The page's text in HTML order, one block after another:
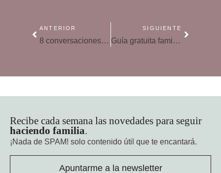
ANTERIOR
8 conversaciones incómodas que los padres debemos tener en algún momento con los hijos
SIGUIENTE
Guía gratuita familiar para detectar y prevenir el consumo de pornografía
Recibe cada semana las novedades para seguir
haciendo familia.
¡Nada de SPAM! solo contenido útil que te encantará.
Apuntarme a la newsletter